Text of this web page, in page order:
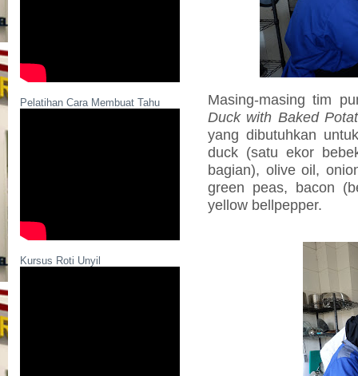
Pelatihan Cara Membuat Tahu
Kursus Roti Unyil
Masing-masing tim
Duck with Baked
yang dibutuhkan
duck (satu ekor
bagian), olive oil,
green peas, bacon
yellow bellpepper.